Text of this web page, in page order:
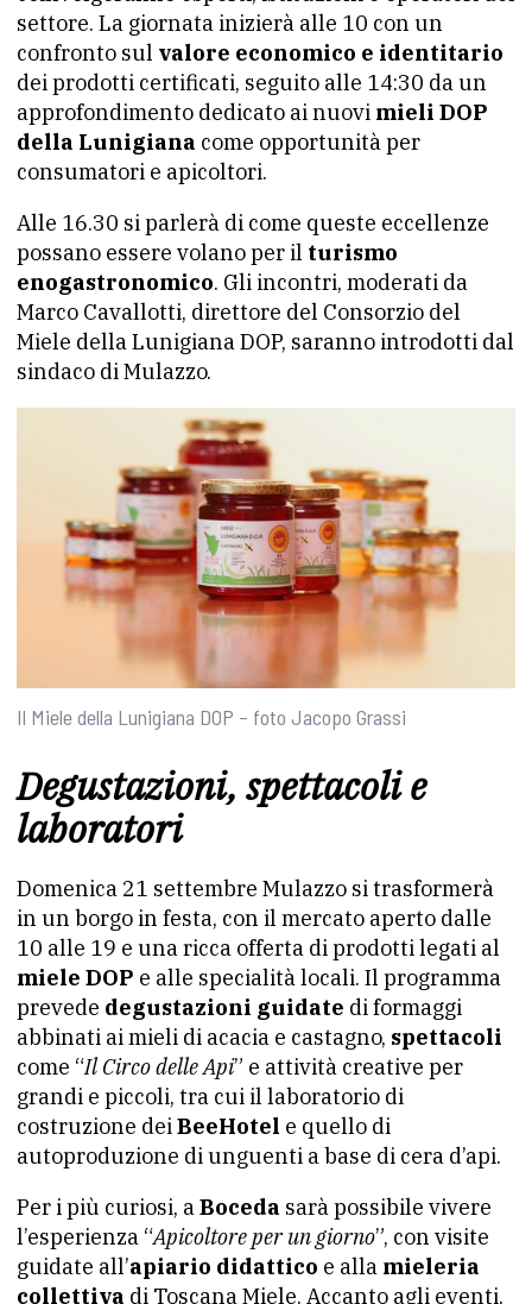
settore. La giornata inizierà alle 10 con un
confronto sul valore economico e identitario
dei prodotti certificati, seguito alle 14:30 da un
approfondimento dedicato ai nuovi mieli DOP
della Lunigiana come opportunità per
consumatori e apicoltori.
Alle 16.30 si parlerà di come queste eccellenze
possano essere volano per il turismo
enogastronomico. Gli incontri, moderati da
Marco Cavallotti, direttore del Consorzio del
Miele della Lunigiana DOP, saranno introdotti dal
sindaco di Mulazzo.
Il Miele della Lunigiana DOP – foto Jacopo Grassi
Degustazioni, spettacoli e
laboratori
Domenica 21 settembre Mulazzo si trasformerà
in un borgo in festa, con il mercato aperto dalle
10 alle 19 e una ricca offerta di prodotti legati al
miele DOP e alle specialità locali. Il programma
prevede degustazioni guidate di formaggi
abbinati ai mieli di acacia e castagno, spettacoli
come “Il Circo delle Api” e attività creative per
grandi e piccoli, tra cui il laboratorio di
costruzione deiBeeHotel e quello di
autoproduzione di unguenti a base di cera d’api.
Per i più curiosi, aBoceda sarà possibile vivere
l’esperienza “Apicoltore per un giorno”, con visite
guidate all’apiario didattico e alla mieleria
collettiva di Toscana Miele. Accanto agli eventi,